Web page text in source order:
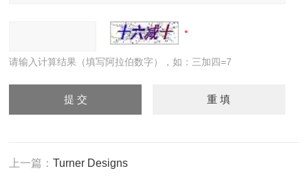
请输入计算结果（填写阿拉伯数字），如：三加四=7
上一篇：Turner Designs